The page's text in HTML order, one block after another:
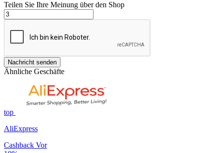
Teilen Sie Ihre Meinung über den Shop
Nachricht senden
Ähnliche Geschäfte
top
AliExpress
Cashback Vor